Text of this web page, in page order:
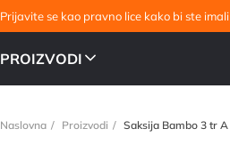
Prijavite se kao pravno lice kako bi ste
PROIZVODI
Naslovna Proizvodi Saksija Bambo 3 tr A